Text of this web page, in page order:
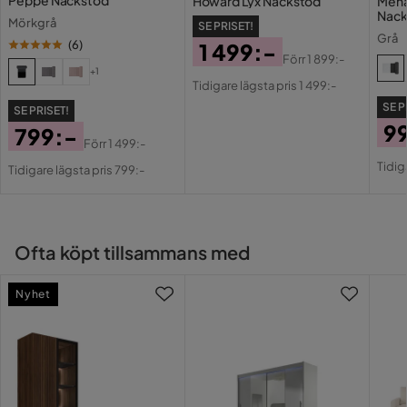
Rossita
Mörkgrå
(6)
+1
SE PRISET!
Pris
799:-
Original
Förr1 499:-
Tidigare lägsta pris 799:-
SE PRISET!
Pris
1 499:-
Original
Förr1 899:-
Tidigare lägsta pris 1 499:-
Grå
SE
Ofta köpt tillsammans med
Nyhet